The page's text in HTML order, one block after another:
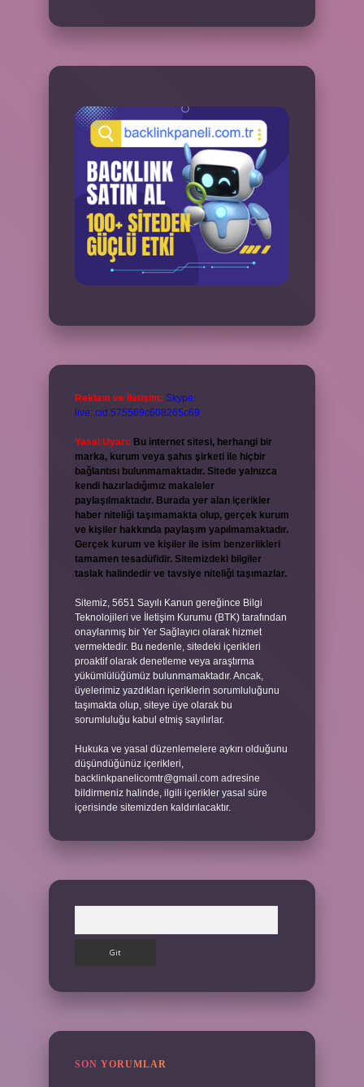
Reklam ve İletişim: Skype:
live:.cid.575569c608265c69
Yasal Uyarı: Bu internet sitesi, herhangi bir
marka, kurum veya şahıs şirketi ile hiçbir
bağlantısı bulunmamaktadır. Sitede yalnızca
kendi hazırladığımız makaleler
paylaşılmaktadır. Burada yer alan içerikler
haber niteliği taşımamakta olup, gerçek kurum
ve kişiler hakkında paylaşım yapılmamaktadır.
Gerçek kurum ve kişiler ile isim benzerlikleri
tamamen tesadüfidir. Sitemizdeki bilgiler
taslak halindedir ve tavsiye niteliği taşımazlar.
Sitemiz, 5651 Sayılı Kanun gereğince Bilgi
Teknolojileri ve İletişim Kurumu (BTK) tarafından
onaylanmış bir Yer Sağlayıcı olarak hizmet
vermektedir. Bu nedenle, sitedeki içerikleri
proaktif olarak denetleme veya araştırma
yükümlülüğümüz bulunmamaktadır. Ancak,
üyelerimiz yazdıkları içeriklerin sorumluluğunu
taşımakta olup, siteye üye olarak bu
sorumluluğu kabul etmiş sayılırlar.
Hukuka ve yasal düzenlemelere aykırı olduğunu
düşündüğünüz içerikleri,
backlinkpanelicomtr@gmail.com adresine
bildirmeniz halinde, ilgili içerikler yasal süre
içerisinde sitemizden kaldırılacaktır.
SON YORUMLAR